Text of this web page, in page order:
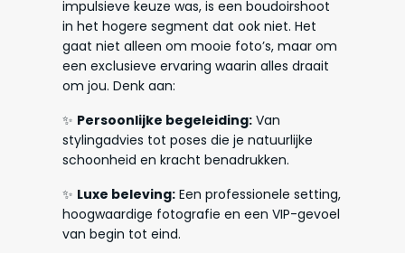
impulsieve keuze was, is een boudoirshoot
in het hogere segment dat ook niet. Het
gaat niet alleen om mooie foto’s, maar om
een exclusieve ervaring waarin alles draait
om jou. Denk aan:
✨ Persoonlijke begeleiding: Van
stylingadvies tot poses die je natuurlijke
schoonheid en kracht benadrukken.
✨ Luxe beleving: Een professionele setting,
hoogwaardige fotografie en een VIP-gevoel
van begin tot eind.